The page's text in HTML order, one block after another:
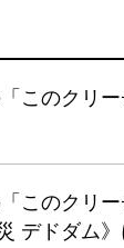
このクリ
このクリ
デドダム》